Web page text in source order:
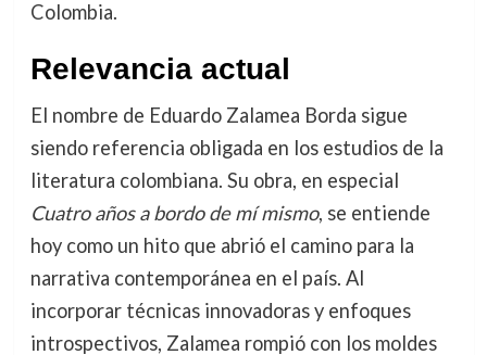
Colombia.
Relevancia actual
El nombre de Eduardo Zalamea Borda sigue
siendo referencia obligada en los estudios de la
literatura colombiana. Su obra, en especial
Cuatro años a bordo de mí mismo, se entiende
hoy como un hito que abrió el camino para la
narrativa contemporánea en el país. Al
incorporar técnicas innovadoras y enfoques
introspectivos, Zalamea rompió con los moldes